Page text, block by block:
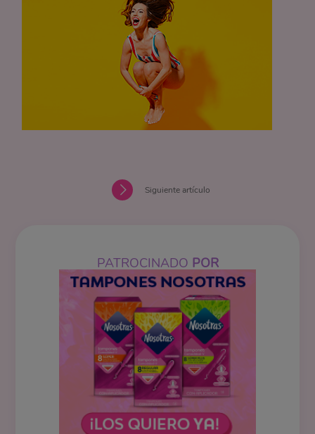
Siguiente artículo
PATROCINADO POR